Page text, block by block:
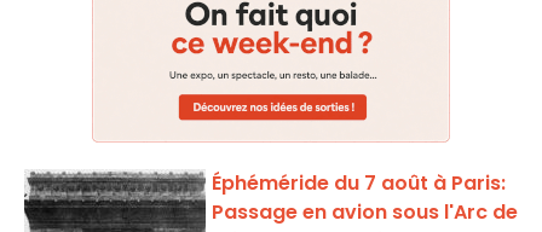
Éphéméride du 7 août à Paris:
Passage en avion sous l'Arc de